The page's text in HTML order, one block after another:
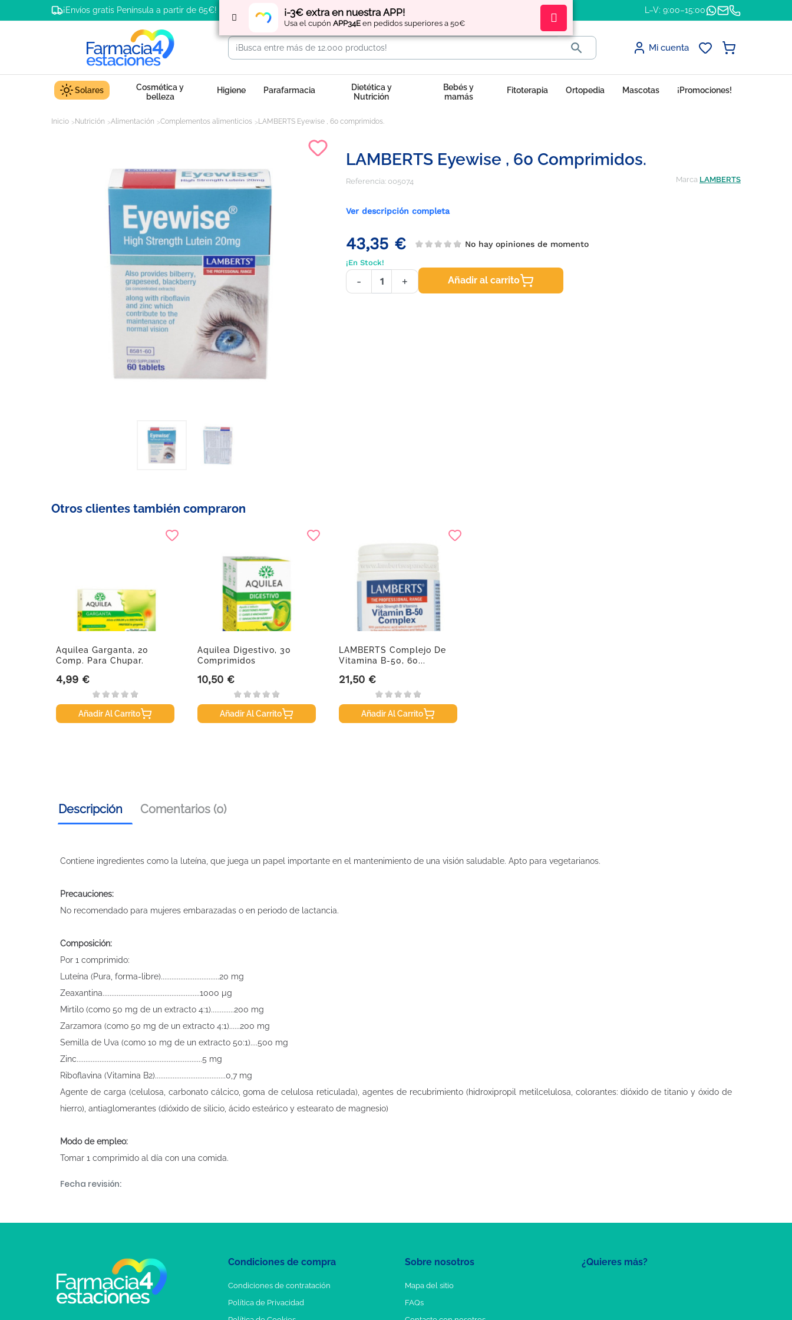
¡-3€ extra en nuestra APP!
Usa el cupón APP34E en pedidos superiores a 50€
¡Envíos gratis Península a partir de 65€! Regístratey obtén L–V: 9:00–15:00
 Mi cuenta
Solares
Cosmética y
belleza
Higiene Parafarmacia
Dietética y
Nutrición
Bebés y
mamás
Fitoterapia Ortopedia Mascotas ¡Promociones!
Inicio Nutrición Alimentación Complementos alimenticios LAMBERTS Eyewise , 60 comprimidos.
LAMBERTS Eyewise , 60 Comprimidos.
Referencia: 005074 Marca LAMBERTS
Ver descripción completa
43,35 € No hay opiniones de momento
¡En Stock!
- + Añadir al carrito
Otros clientes también compraron
Aquilea Garganta, 20
Comp. Para Chupar.
Precio
4,99 €
Añadir Al Carrito
Aquilea Digestivo, 30
Comprimidos
Precio
10,50 €
Añadir Al Carrito
LAMBERTS Complejo De
Vitamina B-50, 60...
Precio
21,50 €
Añadir Al Carrito
Descripción Comentarios (0)
Contiene ingredientes como la luteína, que juega un papel importante en el mantenimiento de una visión saludable. Apto para vegetarianos.
Precauciones:
No recomendado para mujeres embarazadas o en periodo de lactancia.
Composición:
Por 1 comprimido:
Luteína (Pura, forma-libre).................................20 mg
Zeaxantina.......................................................1000 µg
Mirtilo (como 50 mg de un extracto 4:1).............200 mg
Zarzamora (como 50 mg de un extracto 4:1)......200 mg
Semilla de Uva (como 10 mg de un extracto 50:1)....500 mg
Zinc.......................................................................5 mg
Riboflavina (Vitamina B2)........................................0,7 mg
Agente de carga (celulosa, carbonato cálcico, goma de celulosa reticulada), agentes de recubrimiento (hidroxipropil metilcelulosa, colorantes: dióxido de titanio y óxido de
hierro), antiaglomerantes (dióxido de silicio, ácido esteárico y estearato de magnesio)
Modo de empleo:
Tomar 1 comprimido al día con una comida.
Fecha revisión:
¿Quieres más?
Condiciones de compra
Condiciones de contratación
Política de Privacidad
Sobre nosotros
Mapa del sitio
FAQs